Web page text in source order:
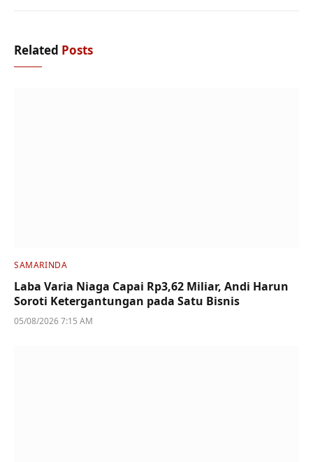
Related Posts
SAMARINDA
Laba Varia Niaga Capai Rp3,62 Miliar, Andi Harun
Soroti Ketergantungan pada Satu Bisnis
05/08/2026 7:15 AM